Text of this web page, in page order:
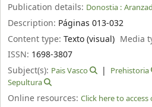
Publication details: Donostia :
Description: Páginas 013-032
Content type: Texto (visual) Media
ISSN: 1698-3807
Subject(s): Pais Vasco Prehistoria
Sepultura
Online resources: Click here to access